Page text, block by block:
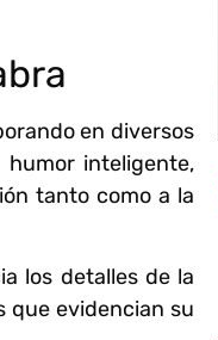
en diversos
inteligente,
tanto como a la
los detalles de la
que evidencian su